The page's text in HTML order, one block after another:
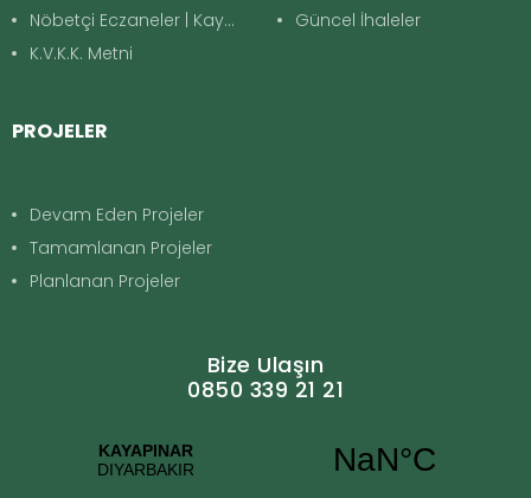
Nöbetçi Eczaneler | Kayapınar
K.V.K.K. Metni
Güncel İhaleler
PROJELER
Devam Eden Projeler
Tamamlanan Projeler
Planlanan Projeler
Bize Ulaşın
0850 339 21 21